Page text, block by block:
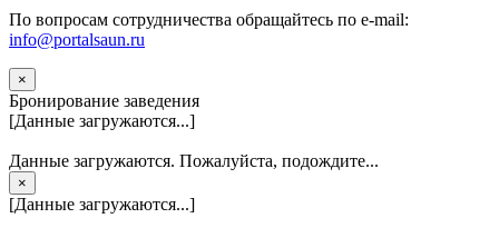
По вопросам сотрудничества обращайтесь по e-mail:
info@portalsaun.ru
×
Бронирование заведения
[Данные загружаются...]
Данные загружаются. Пожалуйста, подождите...
×
[Данные загружаются...]